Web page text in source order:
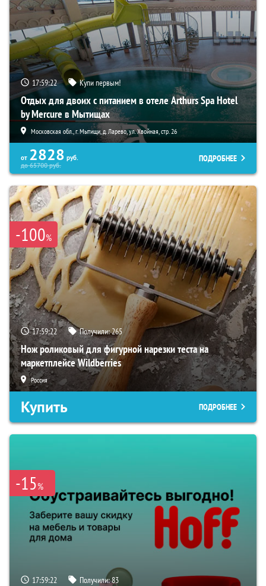
17:59:21 Купи первым!
Отдых для двоих с питанием в отеле Arthurs Spa Hotel
by Mercure в Мытищах
Московская обл., г. Мытищи, д. Ларево, ул. Хвойная, стр. 26
от 2828 руб.
до65700руб.
ПОДРОБНЕЕ
-100%
17:59:21 Получили:265
Нож роликовый для фигурной нарезки теста на
маркетплейсе Wildberries
Россия
Купить ПОДРОБНЕЕ
-15%
17:59:21 Получили:83